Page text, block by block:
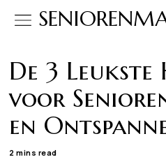
De 3 Leukste
voor
en
2 mins read